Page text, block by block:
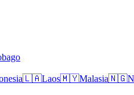
🇱🇦Laos🇲🇾Malasia🇳🇬